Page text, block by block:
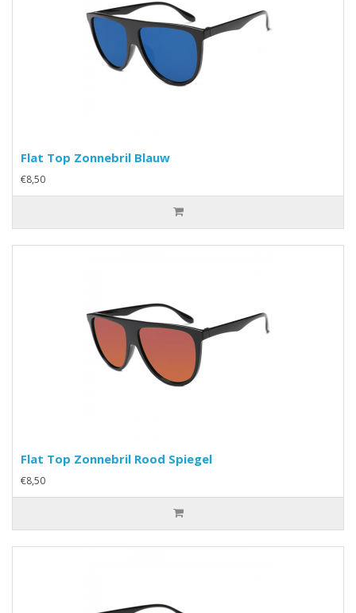
Flat Top Zonnebril Blauw
€8,50
Flat Top Zonnebril Rood Spiegel
€8,50